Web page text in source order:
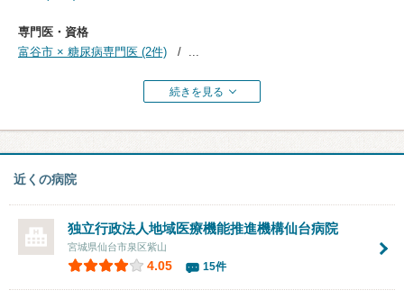
専門医・資格
富谷市 × 糖尿病専門医 (2件)
...
続きを見る
近くの病院
独立行政法人地域医療機能推進機構仙台病院
宮城県仙台市泉区紫山
4.05 15件